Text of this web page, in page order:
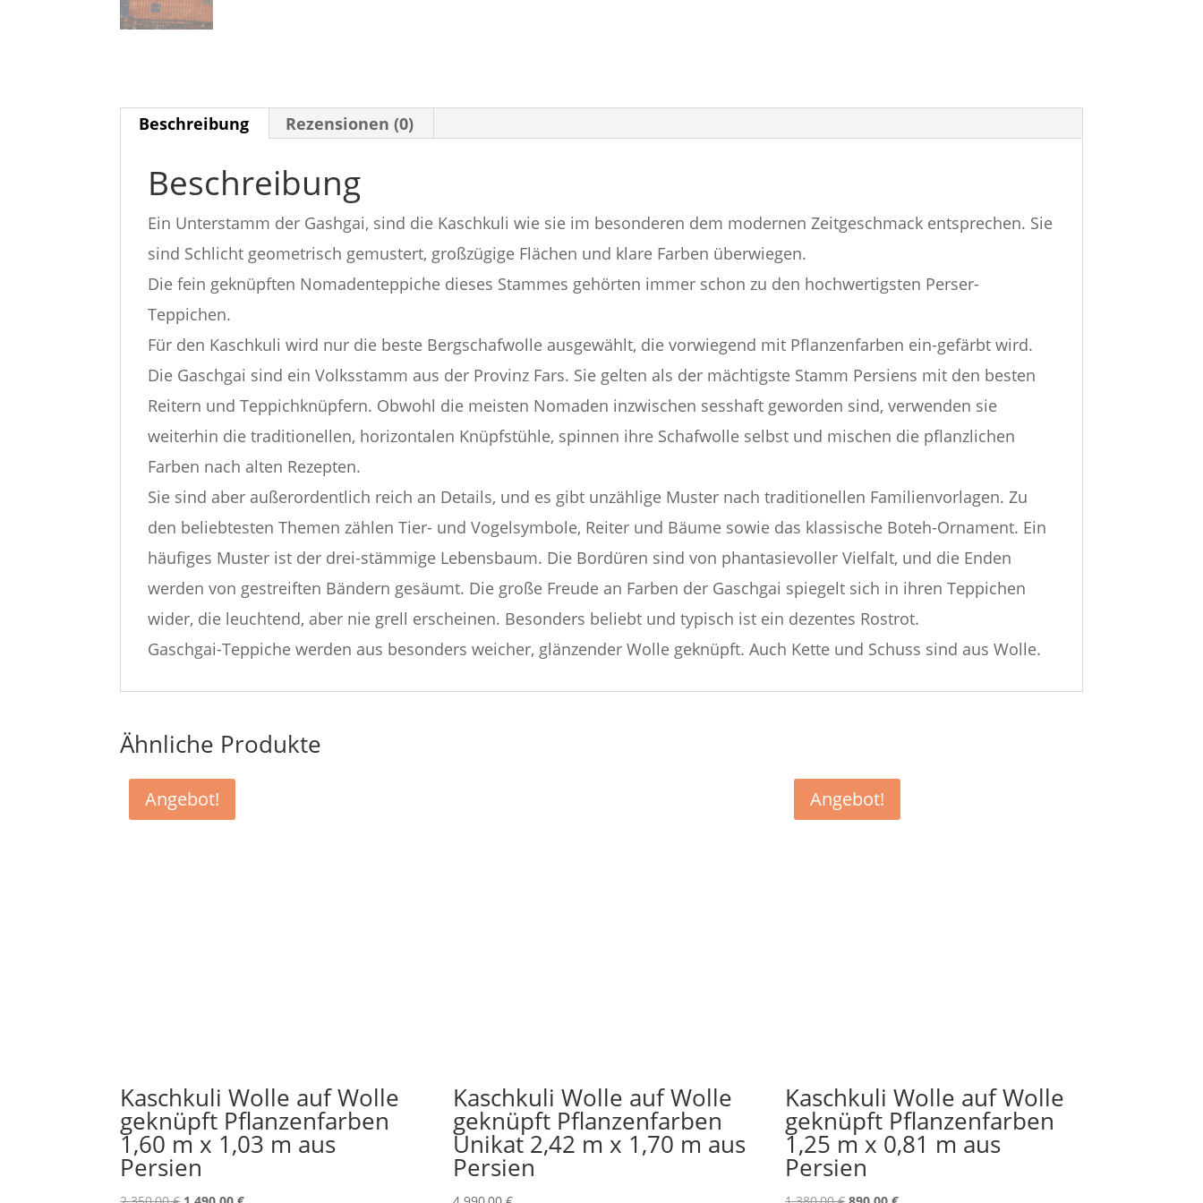
Beschreibung Rezensionen (0)
Beschreibung
Ein Unterstamm der Gashgai, sind die Kaschkuli wie sie im besonderen dem modernen Zeitgeschmack entsprechen. Sie
sind Schlicht geometrisch gemustert, großzügige Flächen und klare Farben überwiegen.
Die fein geknüpften Nomadenteppiche dieses Stammes gehörten immer schon zu den hochwertigsten Perser-
Teppichen.
Für den Kaschkuli wird nur die beste Bergschafwolle ausgewählt, die vorwiegend mit Pflanzenfarben ein-gefärbt wird.
Die Gaschgai sind ein Volksstamm aus der Provinz Fars. Sie gelten als der mächtigste Stamm Persiens mit den besten
Reitern und Teppichknüpfern. Obwohl die meisten Nomaden inzwischen sesshaft geworden sind, verwenden sie
weiterhin die traditionellen, horizontalen Knüpfstühle, spinnen ihre Schafwolle selbst und mischen die pflanzlichen
Farben nach alten Rezepten.
Sie sind aber außerordentlich reich an Details, und es gibt unzählige Muster nach traditionellen Familienvorlagen. Zu
den beliebtesten Themen zählen Tier- und Vogelsymbole, Reiter und Bäume sowie das klassische Boteh-Ornament. Ein
häufiges Muster ist der drei-stämmige Lebensbaum. Die Bordüren sind von phantasievoller Vielfalt, und die Enden
werden von gestreiften Bändern gesäumt. Die große Freude an Farben der Gaschgai spiegelt sich in ihren Teppichen
wider, die leuchtend, aber nie grell erscheinen. Besonders beliebt und typisch ist ein dezentes Rostrot.
Gaschgai-Teppiche werden aus besonders weicher, glänzender Wolle geknüpft. Auch Kette und Schuss sind aus Wolle.
Ähnliche Produkte
Angebot!
Kaschkuli Wolle auf Wolle
geknüpft Pflanzenfarben
1,60 m x 1,03 m aus
Persien
Kaschkuli Wolle auf Wolle
geknüpft Pflanzenfarben
Unikat 2,42 m x 1,70 m aus
Persien
Angebot!
Kaschkuli Wolle auf Wolle
geknüpft Pflanzenfarben
1,25 m x 0,81 m aus
Persien